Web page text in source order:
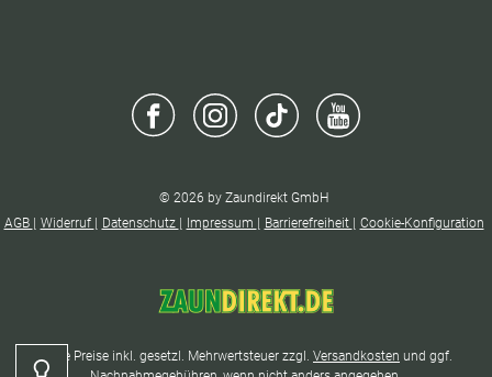
© 2026 by Zaundirekt GmbH
AGB
Widerruf Datenschutz Impressum Barrierefreiheit Cookie-Konfiguration
* Alle Preise inkl. gesetzl. Mehrwertsteuer zzgl. Versandkosten und ggf.
Kontrast